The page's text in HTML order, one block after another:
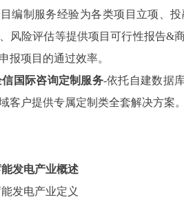
编制服务经验为各类项目立项、
风险评估等提供项目可行性报告&
报项目的通过效率。
国际咨询定制服务-依托自建数据
客户提供专属定制类全套解决方案。
发电产业概述
发电产业定义